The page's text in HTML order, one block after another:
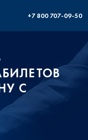
+7 800 707-09-50
С